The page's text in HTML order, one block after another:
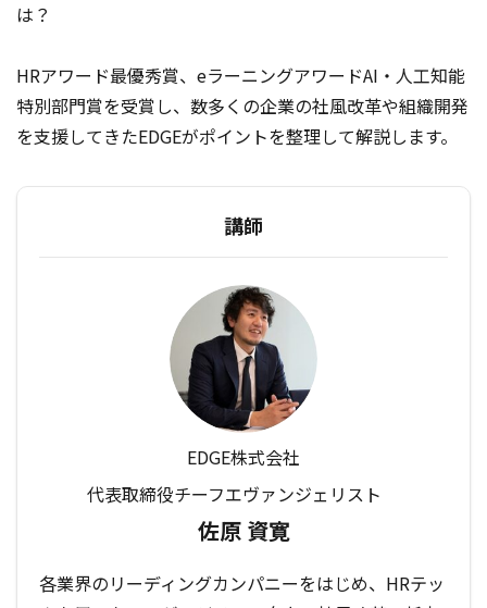
は？
HRアワード最優秀賞、eラーニングアワードAI・人工知能
特別部門賞を受賞し、数多くの企業の社風改革や組織開発
を支援してきたEDGEがポイントを整理して解説します。
講師
EDGE株式会社
代表取締役チーフエヴァンジェリスト
佐原 資寛
各業界のリーディングカンパニーをはじめ、HRテッ